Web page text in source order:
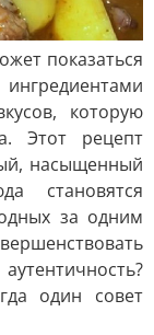
показаться
которую
Этот рецепт
насыщенный
становятся
за одним
один совет